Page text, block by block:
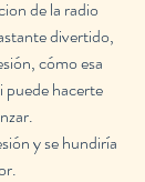
de la radio
divertido,
cómo esa
puede hacerte
y se hundiría